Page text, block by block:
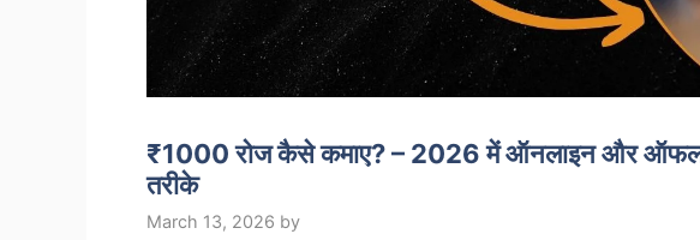
₹1000 रोज कैसे कमाए? – 2026 में ऑनलाइन और
तरीके
March 13, 2026 by